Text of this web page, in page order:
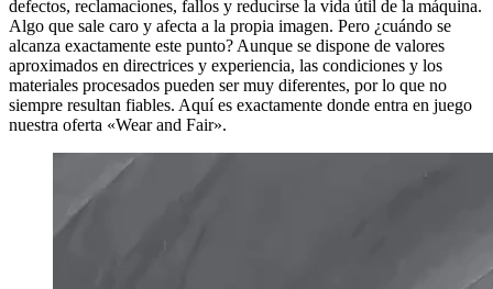
defectos, reclamaciones, fallos y reducirse la vida útil de la máquina.
Algo que sale caro y afecta a la propia imagen. Pero ¿cuándo se
alcanza exactamente este punto? Aunque se dispone de valores
aproximados en directrices y experiencia, las condiciones y los
materiales procesados pueden ser muy diferentes, por lo que no
siempre resultan fiables. Aquí es exactamente donde entra en juego
nuestra oferta «Wear and Fair».